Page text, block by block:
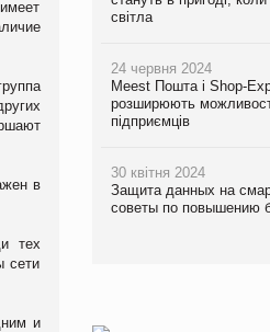
в
тех
сети
и
світла
24 червня 2024
Meest Пошта і Shop-
розширюють
підприємців
30 квітня 2024
Защита данных на
советы по повышению